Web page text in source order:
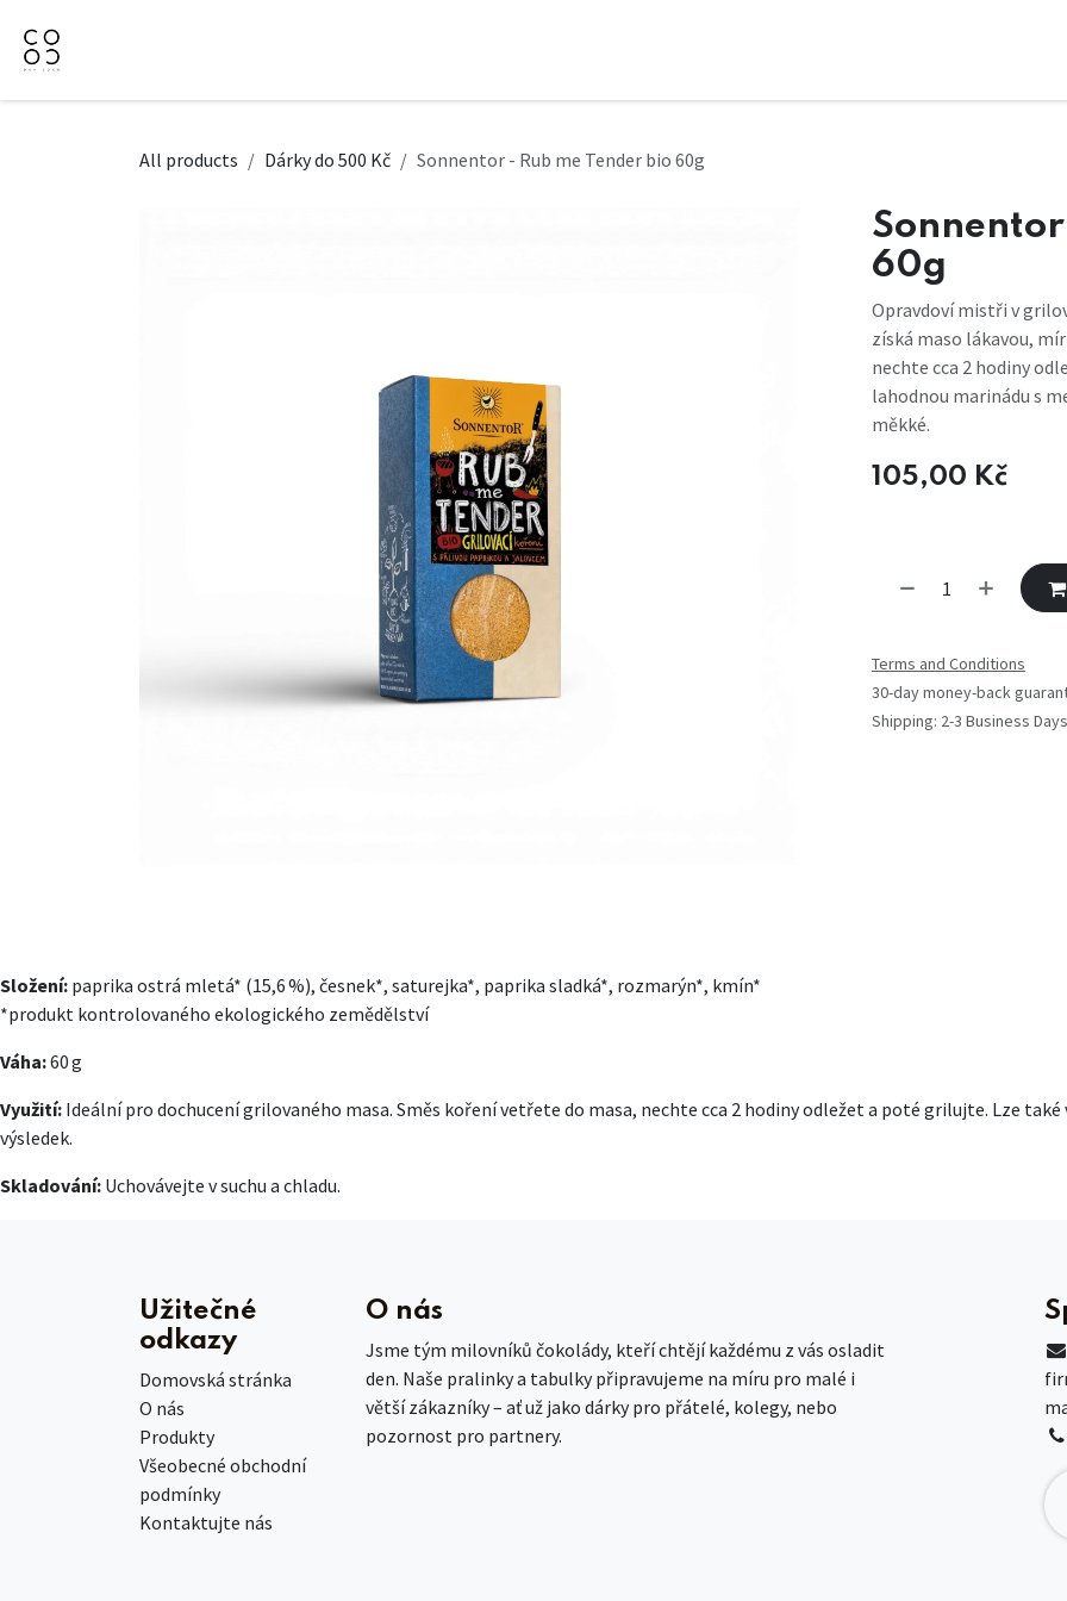
All products Dárky do 500 Kč Sonnentor - Rub me Tender bio 60g
60g
Opravdoví mistři v
získá maso láka­vou,
nechte cca 2 hodiny
lahodnou marinádu s
měkké.
105,00 Kč
Terms and Conditions
30-day money-back
Shipping: 2-3 Business Days
Složení: paprika ostrá mletá* (15,6 %), česnek*, saturejka*, paprika sladká*, rozmarýn*, kmín*
*produkt kontrolovaného ekologického zemědělství
Váha:60 g
Využití: Ideální pro dochucení grilovaného masa. Směs koření vetřete do masa, nechte cca 2 hodiny odležet a poté grilujte. Lze
výsledek.
Skladování: Uchovávejte v suchu a chladu.
Užitečné
odkazy
Domovská stránka
O nás
Produkty
Všeobecné obchodní
podmínky
Kontaktujte nás
O nás
Jsme tým milovníků čokolády, kteří chtějí každému z vás osladit
den. Naše pralinky a tabulky připravujeme na míru pro malé i
větší zákazníky – ať už jako dárky pro přátelé, kolegy, nebo
pozornost pro partnery.